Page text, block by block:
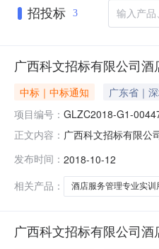
招投标 3
广西科文招标有限公司
中标｜中标通知
广东省｜
项目编号： GLZC2018-G1-
正文内容： 广西科文招标有限
务招标投标管理办法
发布时间： 2018-10-12
相关产品：
酒店服务管理专业实训
广西科文招标有限公司